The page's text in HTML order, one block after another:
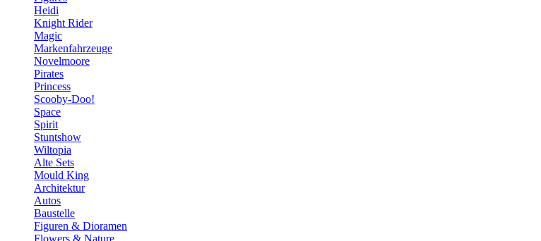
Heidi
Knight Rider
Magic
Markenfahrzeuge
Novelmoore
Pirates
Princess
Scooby-Doo!
Space
Spirit
Stuntshow
Wiltopia
Alte Sets
Mould King
Architektur
Autos
Baustelle
Figuren & Dioramen
Flowers & Nature